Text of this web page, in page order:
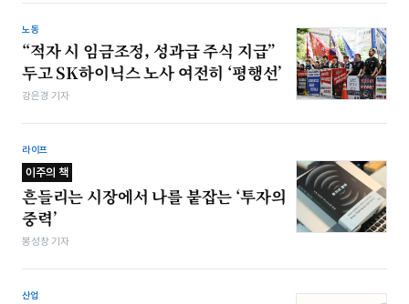
노동
“적자 시 임금조정, 성과급 주식 지급”
두고 SK하이닉스 노사 여전히 ‘평행선’
강은경 기자
라이프
이주의 책
흔들리는 시장에서 나를 붙잡는 ‘투자의
중력’
봉성창 기자
산업